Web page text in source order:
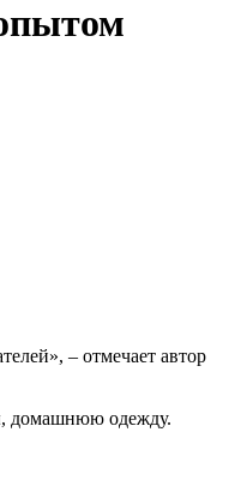
– отмечает автор
домашнюю одежду.